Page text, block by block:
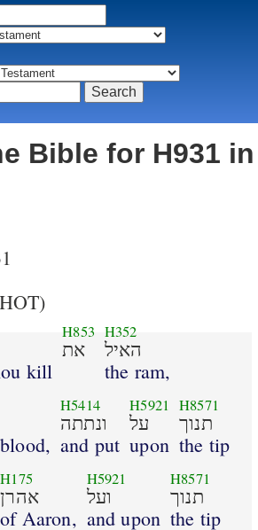
Bible for H931 in
kill
H853
את
H352
האיל
the ram,
H5414
ונתתה
and put
H5921
על
upon
H8571
תנוך
the tip
H175
אהרן
of Aaron,
H5921
ועל
and upon
H8571
תנוך
the tip